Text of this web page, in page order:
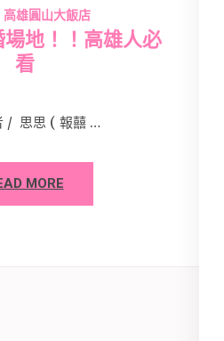
高雄圓山大飯店
地！！高雄人必
看
/ 思思 ( 報囍 …
MORE